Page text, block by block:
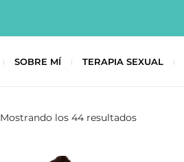
SOBRE MÍ TERAPIA SEXUAL
Mostrando los 44 resultados